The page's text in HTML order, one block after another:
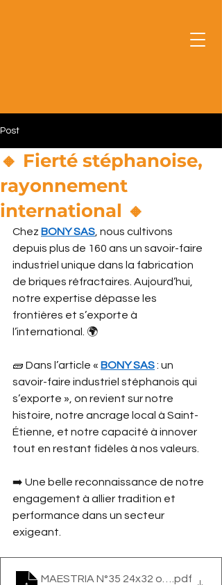
Post
🔸 Fierté stéphanoise,
rayonnement
international 🔸
Chez BONY SAS , nous cultivons
depuis plus de 160 ans un savoir-faire
industriel unique dans la fabrication
de briques réfractaires. Aujourd’hui,
notre expertise dépasse les
frontières et s’exporte à
l’international. 🌍
🧱 Dans l’article « BONY SAS : un
savoir-faire industriel stéphanois qui
s’exporte », on revient sur notre
histoire, notre ancrage local à Saint-
Étienne, et notre capacité à innover
tout en restant fidèles à nos valeurs.
➡️ Une belle reconnaissance de notre
engagement à allier tradition et
performance dans un secteur
exigeant.
MAESTRIA N°35 24x32 ok HD-15
.pdf